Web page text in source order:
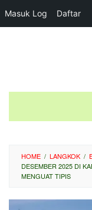
Masuk Log Daftar
HOME / LANGKOK /
DESEMBER 2025 DI
MENGUAT TIPIS